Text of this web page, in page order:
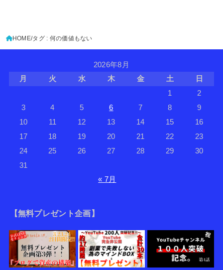
HOME タグ : 何の価値もない
2026年8月
月
火 水 木 金 土
日
1
2
3
4 5 6 7 8
9
10
11 12 13 14 15
16
17
18 19 20 21 22
23
24
25 26 27 28 29
30
31
« 7月
【無料プレゼント企画】